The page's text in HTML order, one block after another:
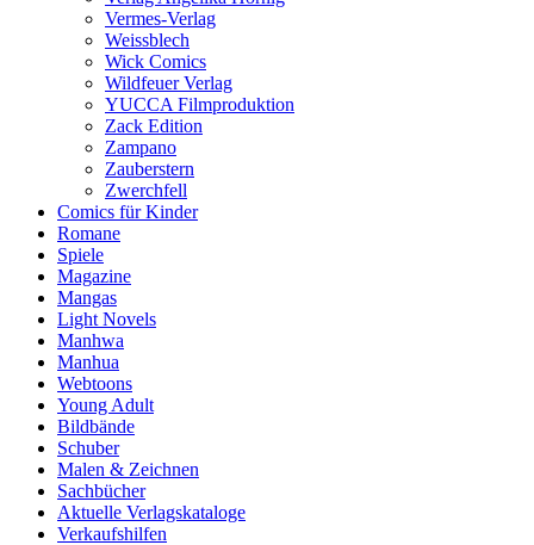
Vermes-Verlag
Weissblech
Wick Comics
Wildfeuer Verlag
YUCCA Filmproduktion
Zack Edition
Zampano
Zauberstern
Zwerchfell
Comics für Kinder
Romane
Spiele
Magazine
Mangas
Light Novels
Manhwa
Manhua
Webtoons
Young Adult
Bildbände
Schuber
Malen & Zeichnen
Sachbücher
Aktuelle Verlagskataloge
Verkaufshilfen